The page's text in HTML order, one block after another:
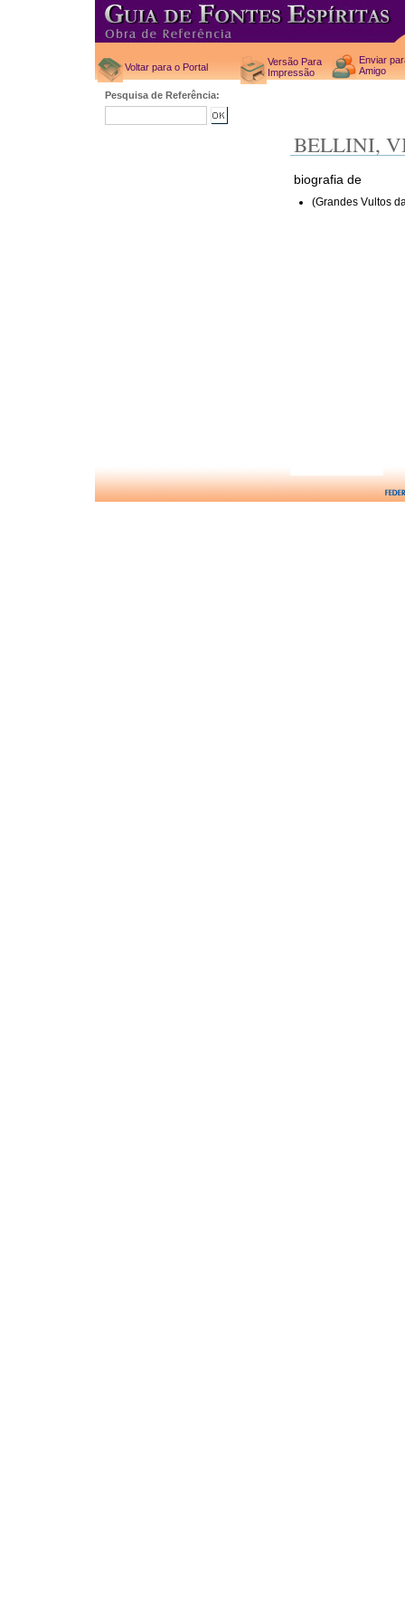
Voltar para o Portal
Versão Para
Impressão
Enviar
Amigo
Pesquisa de Referência:
BELLINI,
biografia de
(Grandes Vultos